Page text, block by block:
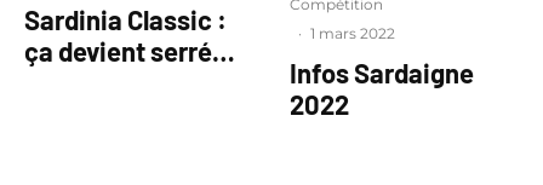
Sardinia Classic :
ça devient serré…
Compétition
· 1 mars 2022
Infos Sardaigne
2022